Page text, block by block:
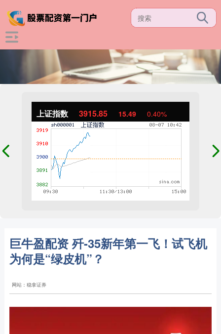
上证指数 3915.85 15.49 0.40%
巨牛盈配资 歼-35新年第一飞！试飞机
为何是“绿皮机”？
网站：稳拿证券